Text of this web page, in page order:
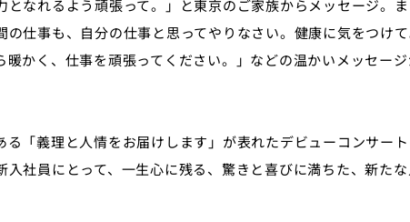
となれるよう頑張って。」と東京のご家族からメッセージ。
の仕事も、自分の仕事と思ってやりなさい。健康に気をつけ
暖かく、仕事を頑張ってください。」などの温かいメッセー
る「義理と人情をお届けします」が表れたデビューコンサー
入社員にとって、一生心に残る、驚きと喜びに満ちた、新た